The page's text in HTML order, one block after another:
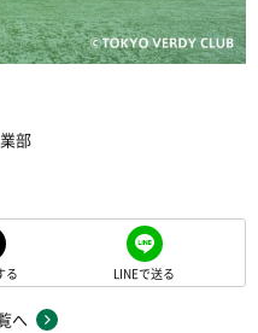
部
る LINEで送る
へ